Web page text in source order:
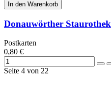
In den Warenkorb
Donauwörther Staurothek
Postkarten
0,80 €
Seite 4 von 22